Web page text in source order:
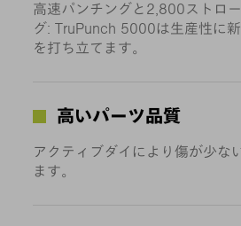
高速パンチングと2,800ストロ
グ: TruPunch 5000は生産性に
を打ち立てます。
高いパーツ品質
アクティブダイにより傷が少な
ます。